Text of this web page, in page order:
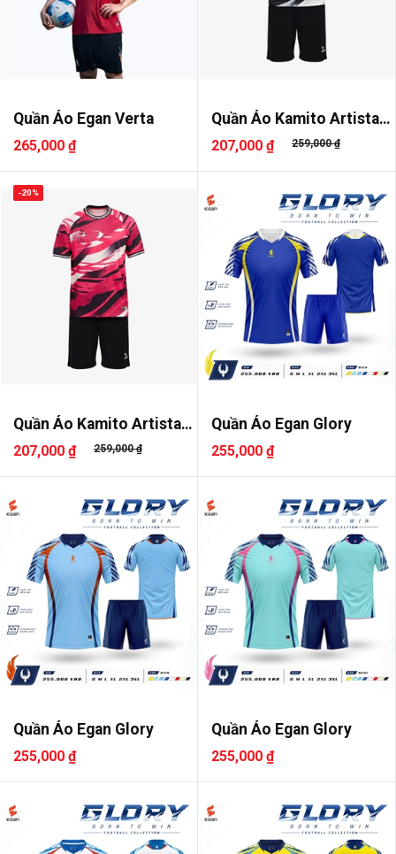
Quần Áo Egan Verta
265,000 ₫
Quần Áo Kamito Artista
02
207,000 ₫ 259,000 ₫
Quần Áo Kamito Artista
02
207,000 ₫ 259,000 ₫
-20%
Quần Áo Egan Glory
255,000 ₫
Quần Áo Egan Glory
255,000 ₫
Quần Áo Egan Glory
255,000 ₫